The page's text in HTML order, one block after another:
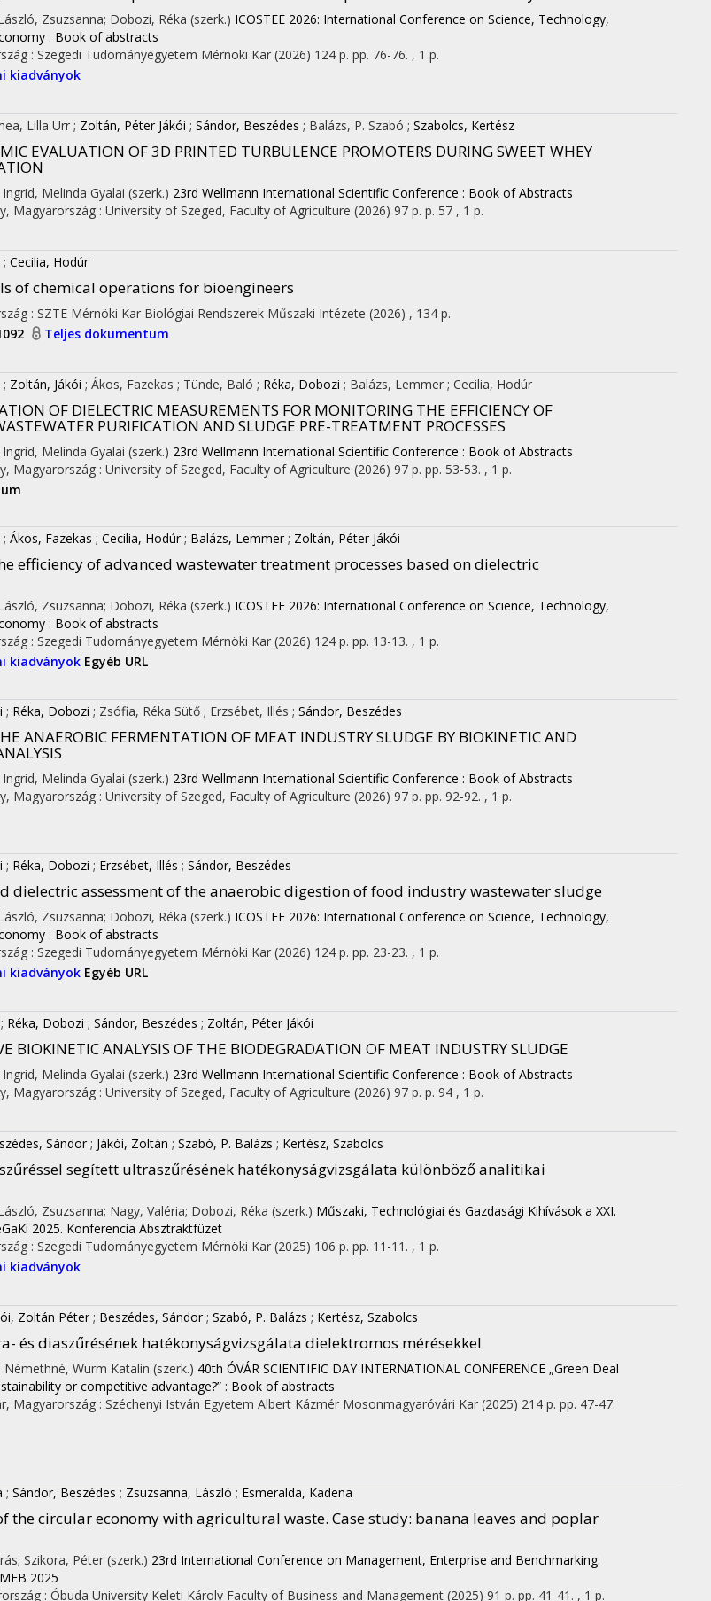
Zsuzsanna; Dobozi, Réka (szerk.) ICOSTEE 2026: International Conference on Science, Technology,
: Book of abstracts
: Szegedi Tudományegyetem Mérnöki Kar (2026) 124 p. pp. 76-76. , 1 p.
kiadványok
Lilla Urr ; Zoltán, Péter Jákói ; Sándor, Beszédes ; Balázs, P. Szabó ; Szabolcs, Kertész
EVALUATION OF 3D PRINTED TURBULENCE PROMOTERS DURING SWEET WHEY
Melinda Gyalai (szerk.) 23rd Wellmann International Scientific Conference : Book of Abstracts
Magyarország : University of Szeged, Faculty of Agriculture (2026) 97 p. p. 57 , 1 p.
; Cecilia, Hodúr
of chemical operations for bioengineers
: SZTE Mérnöki Kar Biológiai Rendszerek Műszaki Intézete (2026) , 134 p.
Teljes dokumentum
; Zoltán, Jákói ; Ákos, Fazekas ; Tünde, Baló ; Réka, Dobozi ; Balázs, Lemmer ; Cecilia, Hodúr
OF DIELECTRIC MEASUREMENTS FOR MONITORING THE EFFICIENCY OF
PURIFICATION AND SLUDGE PRE-TREATMENT PROCESSES
Melinda Gyalai (szerk.) 23rd Wellmann International Scientific Conference : Book of Abstracts
Magyarország : University of Szeged, Faculty of Agriculture (2026) 97 p. pp. 53-53. , 1 p.
; Ákos, Fazekas ; Cecilia, Hodúr ; Balázs, Lemmer ; Zoltán, Péter Jákói
efficiency of advanced wastewater treatment processes based on dielectric
Zsuzsanna; Dobozi, Réka (szerk.) ICOSTEE 2026: International Conference on Science, Technology,
: Book of abstracts
: Szegedi Tudományegyetem Mérnöki Kar (2026) 124 p. pp. 13-13. , 1 p.
kiadványok Egyéb URL
; Réka, Dobozi ; Zsófia, Réka Sütő ; Erzsébet, Illés ; Sándor, Beszédes
ANAEROBIC FERMENTATION OF MEAT INDUSTRY SLUDGE BY BIOKINETIC AND
Melinda Gyalai (szerk.) 23rd Wellmann International Scientific Conference : Book of Abstracts
Magyarország : University of Szeged, Faculty of Agriculture (2026) 97 p. pp. 92-92. , 1 p.
; Réka, Dobozi ; Erzsébet, Illés ; Sándor, Beszédes
dielectric assessment of the anaerobic digestion of food industry wastewater sludge
Zsuzsanna; Dobozi, Réka (szerk.) ICOSTEE 2026: International Conference on Science, Technology,
: Book of abstracts
: Szegedi Tudományegyetem Mérnöki Kar (2026) 124 p. pp. 23-23. , 1 p.
kiadványok Egyéb URL
; Réka, Dobozi ; Sándor, Beszédes ; Zoltán, Péter Jákói
BIOKINETIC ANALYSIS OF THE BIODEGRADATION OF MEAT INDUSTRY SLUDGE
Melinda Gyalai (szerk.) 23rd Wellmann International Scientific Conference : Book of Abstracts
Magyarország : University of Szeged, Faculty of Agriculture (2026) 97 p. p. 94 , 1 p.
Sándor ; Jákói, Zoltán ; Szabó, P. Balázs ; Kertész, Szabolcs
segített ultraszűrésének hatékonyságvizsgálata különböző analitikai
Zsuzsanna; Nagy, Valéria; Dobozi, Réka (szerk.) Műszaki, Technológiai és Gazdasági Kihívások a XXI.
2025. Konferencia Absztraktfüzet
: Szegedi Tudományegyetem Mérnöki Kar (2025) 106 p. pp. 11-11. , 1 p.
kiadványok
Zoltán Péter ; Beszédes, Sándor ; Szabó, P. Balázs ; Kertész, Szabolcs
és diaszűrésének hatékonyságvizsgálata dielektromos mérésekkel
Wurm Katalin (szerk.) 40th ÓVÁR SCIENTIFIC DAY INTERNATIONAL CONFERENCE „Green Deal
or competitive advantage?” : Book of abstracts
Magyarország : Széchenyi István Egyetem Albert Kázmér Mosonmagyaróvári Kar (2025) 214 p. pp. 47-47.
; Sándor, Beszédes ; Zsuzsanna, László ; Esmeralda, Kadena
the circular economy with agricultural waste. Case study: banana leaves and poplar
Szikora, Péter (szerk.) 23rd International Conference on Management, Enterprise and Benchmarking.
2025
: Óbuda University Keleti Károly Faculty of Business and Management (2025) 91 p. pp. 41-41. , 1 p.